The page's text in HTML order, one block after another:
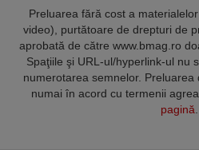
Preluarea fără cost a
video), purtătoare de drepturi de
aprobată de către www.bmag.ro
Spaţiile şi URL-ul/hyperlink-ul nu
numerotarea semnelor.
numai în acord cu termenii
pagină.